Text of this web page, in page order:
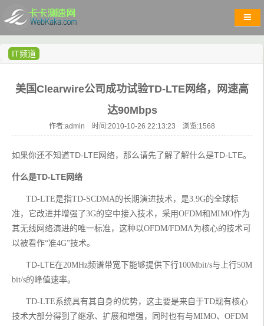
IT频道
美国Clearwire公司成功试验TD-LTE网络，网速高
达90Mbps
作者:admin 时间:2010-10-26 22:13:23 浏览:1568
如果你还不知道TD-LTE网络，那么请先了解了解什么是TD-LTE。
什么是TD-LTE网络
TD-LTE是指TD-SCDMA的长期演进技术，是3.9G的全球标
准，它改进并增强了3G的空中接入技术，采用OFDM和MIMO作为
其无线网络演进的唯一标准，这种以OFDM/FDMA为核心的技术可
以被看作“准4G”技术。
TD-LTE在20MHz频谱带宽下能够提供下行100Mbit/s与上行50M
bit/s的峰值速率。
TD-LTE系统具有其自身的优势，这主要是来自于TD现有核心
技术大部分得到了继承、扩展和增强，同时也有与MIMO、OFDM